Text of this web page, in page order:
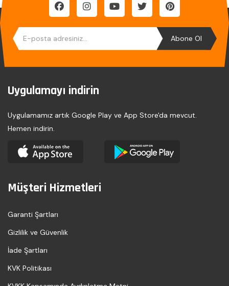
Abone Ol
Uygulamayı indirin
Uygulamamız artık Google Play ve App Store'da mevcut.
Hemen indirin.
Müşteri Hizmetleri
Garanti Şartları
Gizlilik ve Güvenlik
İade Şartları
KVK Politikası